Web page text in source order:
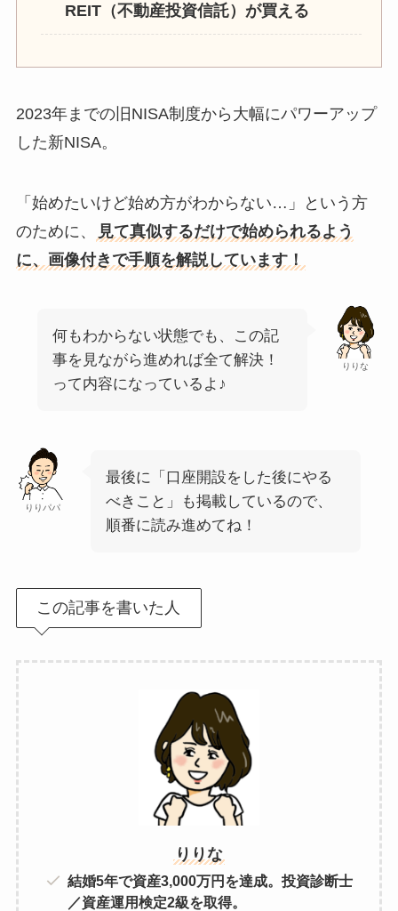
REIT（不動産投資信託）が買える
2023年までの旧NISA制度から大幅にパワーアップ
した新NISA。
「始めたいけど始め方がわからない…」という方
のために、
見て真似するだけで始められるよう
に、画像付きで手順を解説しています！
りりな
何もわからない状態でも、この記
事を見ながら進めれば全て解決！
って内容になっているよ♪
りりパパ
最後に「口座開設をした後にやる
べきこと」も掲載しているので、
順番に読み進めてね！
この記事を書いた人
りりな
結婚5年で資産3,000万円を達成。投資診断士
／資産運用検定2級を取得。